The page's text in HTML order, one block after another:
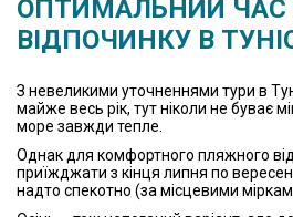
ОПТИМАЛЬНИЙ ЧАС
ВІДПОЧИНКУ В
З невеликими уточненнями тури в
майже весь рік, тут ніколи не буває
море завжди тепле.
Однак для комфортного пляжного
приїжджати з кінця липня по
надто спекотно (за місцевими